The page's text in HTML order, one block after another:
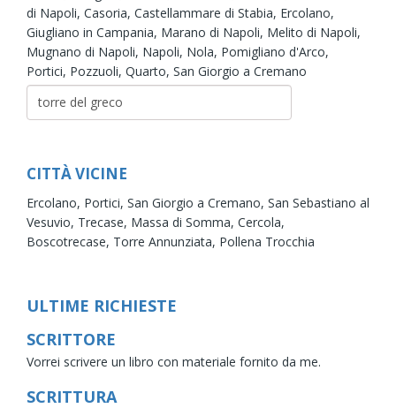
di Napoli, Casoria, Castellammare di Stabia, Ercolano,
Giugliano in Campania, Marano di Napoli, Melito di Napoli,
Mugnano di Napoli, Napoli, Nola, Pomigliano d'Arco,
Portici, Pozzuoli, Quarto, San Giorgio a Cremano
CITTÀ VICINE
Ercolano, Portici, San Giorgio a Cremano, San Sebastiano al
Vesuvio, Trecase, Massa di Somma, Cercola,
Boscotrecase, Torre Annunziata, Pollena Trocchia
ULTIME RICHIESTE
SCRITTORE
Vorrei scrivere un libro con materiale fornito da me.
SCRITTURA